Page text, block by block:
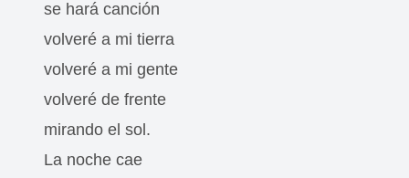
se hará canción
volveré a mi tierra
volveré a mi gente
volveré de frente
mirando el sol.
La noche cae